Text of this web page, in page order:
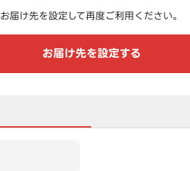
お届け先を設定して再度ご利用ください。
お届け先を設定する